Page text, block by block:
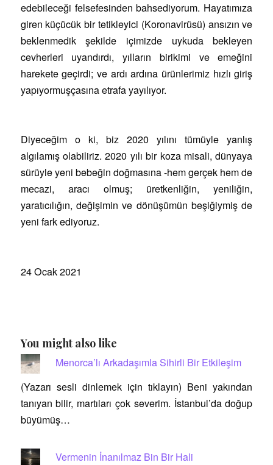
edebileceği felsefesinden bahsediyorum. Hayatımıza
giren küçücük bir tetikleyici (Koronavirüsü) ansızın ve
beklenmedik şekilde içimizde uykuda bekleyen
cevherleri uyandırdı, yılların birikimi ve emeğini
harekete geçirdi; ve ardı ardına ürünlerimiz hızlı giriş
yapıyormuşçasına etrafa yayılıyor.
Diyeceğim o ki, biz 2020 yılını tümüyle yanlış
algılamış olabiliriz. 2020 yılı bir koza misali, dünyaya
sürüyle yeni bebeğin doğmasına -hem gerçek hem de
mecazi, aracı olmuş; üretkenliğin, yeniliğin,
yaratıcılığın, değişimin ve dönüşümün beşiğiymiş de
yeni fark ediyoruz.
24 Ocak 2021
You might also like
Menorca’lı Arkadaşımla Sihirli Bir Etkileşim
(Yazarı sesli dinlemek için tıklayın) Beni yakından
tanıyan bilir, martıları çok severim. İstanbul’da doğup
büyümüş…
Vermenin İnanılmaz Bin Bir Hali